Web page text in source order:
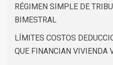
RÉGIMEN SIMPLE DE
BIMESTRAL
LÍMITES COSTOS
QUE FINANCIAN VIVIENDA